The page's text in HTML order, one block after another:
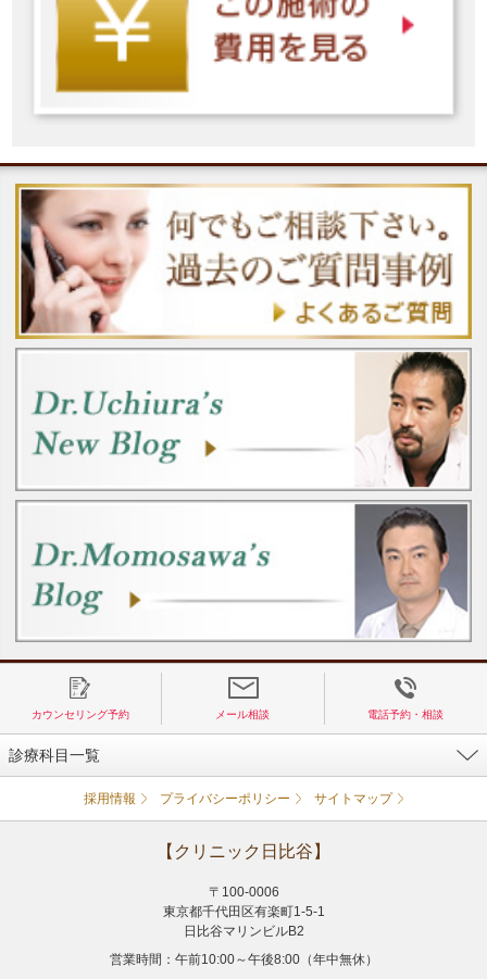
カウンセリング予約 メール相談 電話予約・相談
診療科目一覧
採用情報 プライバシーポリシー サイトマップ
【クリニック日比谷】
〒100-0006
東京都千代田区有楽町1-5-1
日比谷マリンビルB2
営業時間：午前10:00～午後8:00（年中無休）